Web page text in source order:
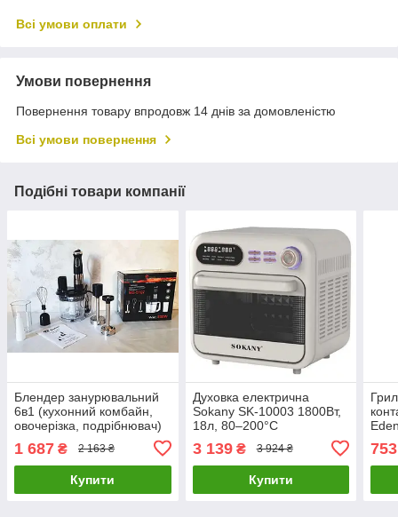
Всі умови оплати
Умови повернення
Повернення товару впродовж 14 днів за домовленістю
Всі умови повернення
Подібні товари компанії
Блендер занурювальний
6в1 (кухонний комбайн,
овочерізка, подрібнювач)
DOMOTEC MS-5107 800вт
1 687 ₴ 2 163 ₴
Купити
Духовка електрична
Sokany SK-10003 1800Вт,
18л, 80–200°C
Фритюрниця без олії
3 139₴ 3 924 ₴
Купити
753